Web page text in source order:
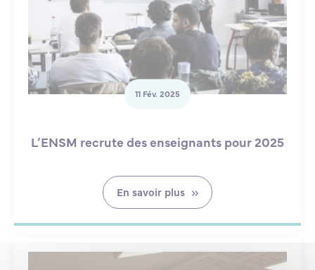
11 Fév. 2025
L’ENSM recrute des enseignants pour 2025
En savoir plus